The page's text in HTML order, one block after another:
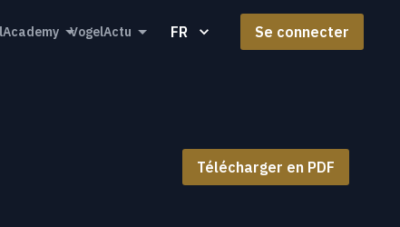
VogelActu FR Se connecter
Télécharger en PDF